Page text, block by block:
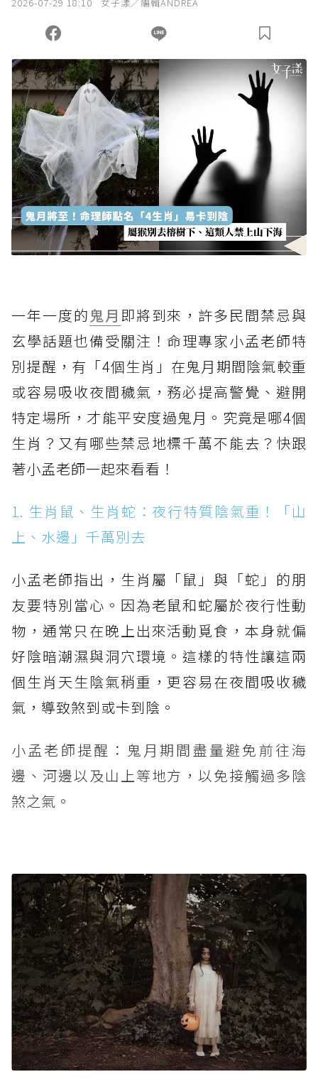
您當前剩餘 U 利點數：0點；前往 購買點數
一年一度的鬼月 即將到來，許多民間禁忌與
玄學話題也備受關注！命理專家小孟老師特
別提醒，有「4個生肖」在鬼月期間陰氣較重
或容易吸收夜間穢氣，務必提高警覺、避開
特定場所，才能平安度過鬼月。究竟是哪4個
生肖？又有哪些禁忌地標千萬不能去？快跟
著小孟老師一起來看看！
1. 生肖鼠、生肖蛇：夜行特質陰氣重！「山
上、水邊」千萬別去
小孟老師指出，生肖屬「鼠」與「蛇」的朋
友要特別當心。因為老鼠和蛇屬於夜行性動
物，通常只在晚上出來活動覓食，本身就偏
好陰暗潮濕與洞穴環境。這樣的特性讓這兩
個生肖天生陰氣稍重，更容易在夜間吸收穢
氣，導致煞到或卡到陰。
小孟老師提醒：鬼月期間盡量避免前往海
邊、河邊以及山上等地方，以免接觸過多陰
煞之氣。